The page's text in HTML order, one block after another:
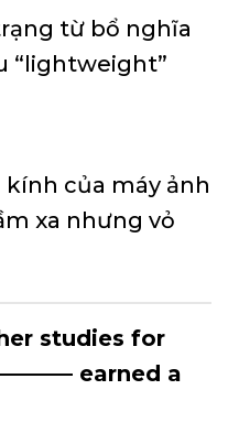
từ bổ nghĩa
“lightweight”
của máy ảnh
xa nhưng vỏ
studies for
earned a